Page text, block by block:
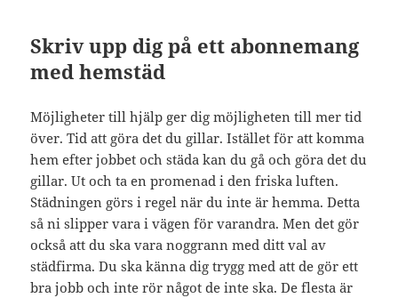
Skriv upp dig på ett abonnemang
med hemstäd
Möjligheter till hjälp ger dig möjligheten till mer tid
över. Tid att göra det du gillar. Istället för att komma
hem efter jobbet och städa kan du gå och göra det du
gillar. Ut och ta en promenad i den friska luften.
Städningen görs i regel när du inte är hemma. Detta
så ni slipper vara i vägen för varandra. Men det gör
också att du ska vara noggrann med ditt val av
städfirma. Du ska känna dig trygg med att de gör ett
bra jobb och inte rör något de inte ska. De flesta är